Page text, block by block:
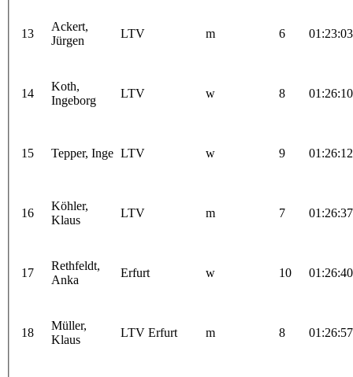
13
Ackert,
Jürgen
LTV m 6 01:23:03
14
Koth,
Ingeborg
LTV w 8 01:26:10
15 Tepper, Inge LTV w 9 01:26:12
16
Köhler,
Klaus
LTV m 7 01:26:37
17
Rethfeldt,
Anka
Erfurt w 10 01:26:40
18
Müller,
Klaus
LTV Erfurt m 8 01:26:57